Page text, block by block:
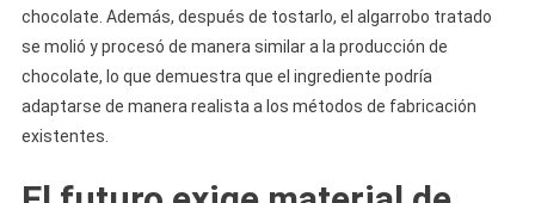
chocolate. Además, después de tostarlo, el algarrobo tratado
se molió y procesó de manera similar a la producción de
chocolate, lo que demuestra que el ingrediente podría
adaptarse de manera realista a los métodos de fabricación
existentes.